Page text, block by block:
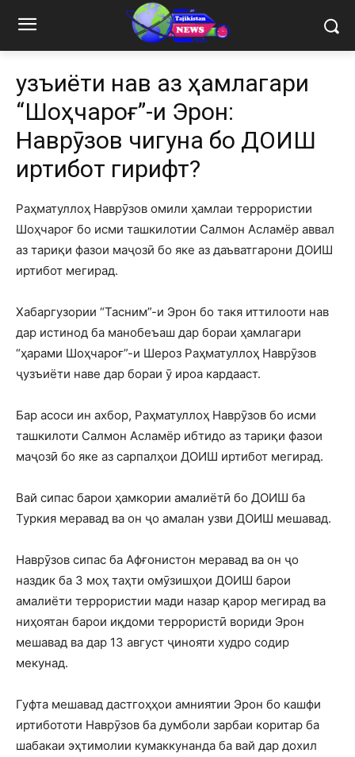
Ҷузъиёти нав аз ҳамлагари
“Шоҳчароғ”-и Эрон:
Наврӯзов чигуна бо ДОИШ
иртибот гирифт?
Раҳматуллоҳ Наврӯзов омили ҳамлаи террористии
Шоҳчароғ бо исми ташкилотии Салмон Асламёр аввал
аз тариқи фазои маҷозӣ бо яке аз даъватгарони ДОИШ
иртибот мегирад.
Хабаргузории “Тасним”-и Эрон бо такя иттилооти нав
дар истинод ба манобеъаш дар бораи ҳамлагари
“ҳарами Шоҳчароғ”-и Шероз Раҳматуллоҳ Наврӯзов
ҷузъиёти наве дар бораи ӯ ироа кардааст.
Бар асоси ин ахбор, Раҳматуллоҳ Наврӯзов бо исми
ташкилоти Салмон Асламёр ибтидо аз тариқи фазои
маҷозӣ бо яке аз сарпалҳои ДОИШ иртибот мегирад.
Вай сипас барои ҳамкории амалиётӣ бо ДОИШ ба
Туркия меравад ва он ҷо амалан узви ДОИШ мешавад.
Наврӯзов сипас ба Афғонистон меравад ва он ҷо
наздик ба 3 моҳ таҳти омӯзишҳои ДОИШ барои
амалиёти террористии мади назар қарор мегирад ва
ниҳоятан барои иқдоми террористӣ вориди Эрон
мешавад ва дар 13 август ҷинояти худро содир
мекунад.
Гуфта мешавад дастгоҳҳои амниятии Эрон бо кашфи
иртибототи Наврӯзов ба думболи зарбаи коритар ба
шабакаи эҳтимолии кумаккунанда ба вай дар дохил